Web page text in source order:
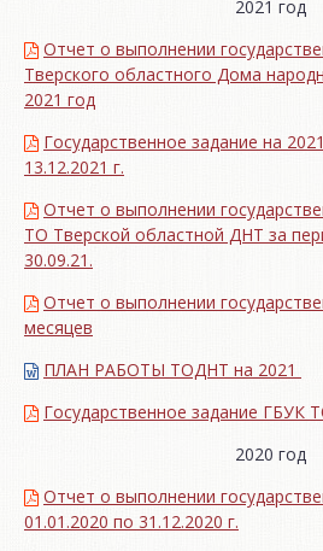
2021 год
Отчет о выполнении
Тверского областного Дома
2021 год
Государственное задание на
13.12.2021 г.
Отчет о выполнении
ТО Тверской областной ДНТ за
30.09.21.
Отчет о выполнении
месяцев
ПЛАН РАБОТЫ ТОДНТ на 2021
Государственное задание ГБУК
2020 год
Отчет о выполнении
01.01.2020 по 31.12.2020 г.